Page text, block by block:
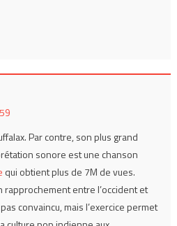
Par contre, son plus grand
sonore est une chanson
qui obtient plus de 7M de vues.
entre l’occident et
convaincu, mais l’exercice permet